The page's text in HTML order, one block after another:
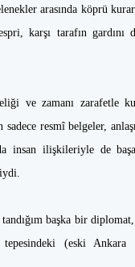
arasında köprü
karşı tarafın gardını
ve zamanı zarafetle
sadece resmî belgeler,
insan ilişkileriyle de
tandığım başka bir
tepesindeki (eski